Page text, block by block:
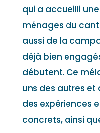
qui a accueilli
ménages du
aussi de la
déjà bien
débutent. Ce
uns des autres
des expériences
concrets, ainsi